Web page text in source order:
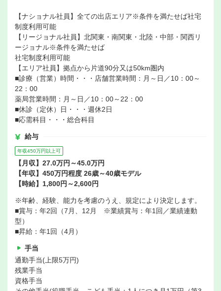
【ナショナル社員】全ての出店エリア※条件を満たせば社宅
制度利用可能
【リージョナル社員】北関東・南関東・北陸・中部・関西リ
ージョナル※条件を満たせば
社宅制度利用可能
【エリア社員】拠点から片道90分又は50km圏内
■診療（営業）時間・・・店舗営業時間：月～日／10：00～
22：00
薬局営業時間：月～日／10：00～22：00
■休診（定休）日・・・週休2日
■応需科目・・・総合科目
給与
年収450万円以上可
【月収】27.0万円～45.0万円
【年収】450万円程度 26歳～40歳モデル
【時給】1,800円～2,600円
※年齢、経験、能力を考慮のうえ、規定により決定します。
■賞与：年2回（7月、12月 ※業績賞与：年1回／業績連動
型）
■昇給：年1回（4月）
手当
通勤手当(上限5万円)
残業手当
資格手当